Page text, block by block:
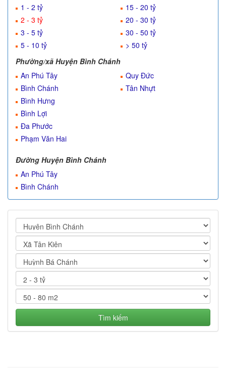
1 - 2 tỷ
2 - 3 tỷ
3 - 5 tỷ
5 - 10 tỷ
15 - 20 tỷ
20 - 30 tỷ
30 - 50 tỷ
> 50 tỷ
Phường/xã Huyện Bình Chánh
An Phú Tây
Bình Chánh
Bình Hưng
Bình Lợi
Đa Phước
Phạm Văn Hai
Quy Đức
Tân Nhựt
Đường Huyện Bình Chánh
An Phú Tây
Bình Chánh
Tìm kiếm